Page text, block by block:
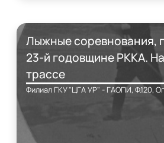
Лыжные соревнования,
23-й годовщине РККА.
трассе
Филиал ГКУ "ЦГА УР" - ГАОПИ, Ф.120,